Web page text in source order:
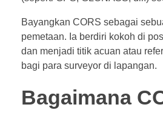
Bayangkan CORS sebagai
pemetaan. Ia berdiri kokoh di
dan menjadi titik acuan atau
bagi para surveyor di lapangan.
Bagaimana